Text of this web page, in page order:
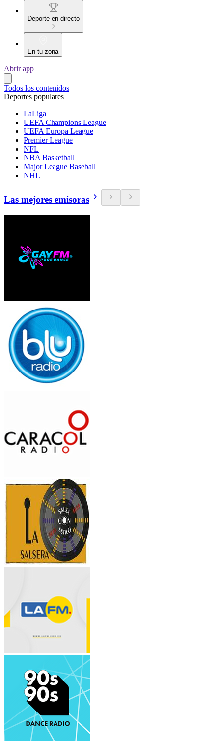
Deporte en directo
En tu zona
Abrir app
Todos los contenidos
Deportes populares
LaLiga
UEFA Champions League
UEFA Europa League
Premier League
NFL
NBA Basketball
Major League Baseball
NHL
Las mejores emisoras